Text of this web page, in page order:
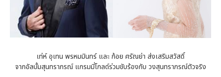
เท่ห์ อุเทน พรหมมินทร์ และ ก้อย ศรัณย่า ส่งเสริมสวัสดิ์
จากอัลบั้มสุนทราภรณ์ แกรมมี่โกลด์ร่วมขับร้องกับ วงสุนทราภรณ์ตัวจริง